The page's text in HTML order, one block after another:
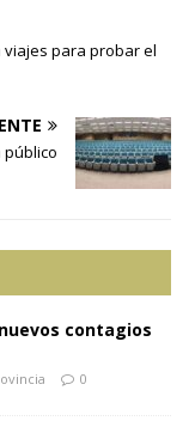
viajes para probar el
público
contagios
0